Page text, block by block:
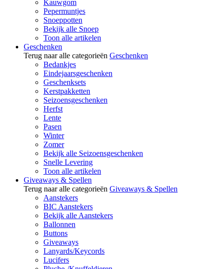
Kauwgom
Pepermuntjes
Snoeppotten
Bekijk alle Snoep
Toon alle artikelen
Geschenken
Terug naar alle categorieën Geschenken
Bedankjes
Eindejaarsgeschenken
Geschenksets
Kerstpakketten
Seizoensgeschenken
Herfst
Lente
Pasen
Winter
Zomer
Bekijk alle Seizoensgeschenken
Snelle Levering
Toon alle artikelen
Giveaways & Spellen
Terug naar alle categorieën Giveaways & Spellen
Aanstekers
BIC Aanstekers
Bekijk alle Aanstekers
Ballonnen
Buttons
Giveaways
Lanyards/Keycords
Lucifers